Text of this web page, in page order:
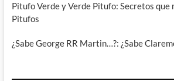
Pitufo Verde y Verde Pitufo: Secretos que
Pitufos
¿Sabe George RR Martin…?: ¿Sabe